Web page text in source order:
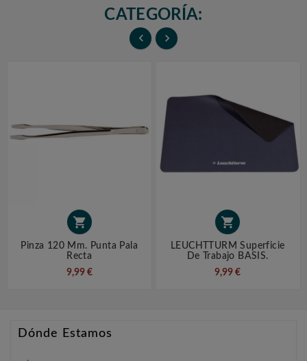
CATEGORÍA:
 

Pinza 120 Mm. Punta Pala
Recta
9,99 €

LEUCHTTURM Superficie
De Trabajo BASIS.
9,99 €
Dónde Estamos